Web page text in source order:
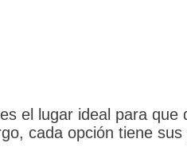
el lugar ideal para que
cada opción tiene